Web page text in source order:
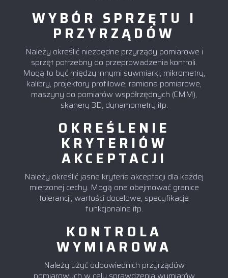
WYBÓR SPRZĘTU I
PRZYRZĄDÓW
Należy określić niezbędne przyrządy pomiarowe i
sprzęt potrzebny do przeprowadzenia kontroli.
Mogą to być między innymi suwmiarki, mikrometry,
kalibry, projektory profilowe, ramiona pomiarowe,
maszyny do pomiarów współrzędnych (CMM),
skanery 3D, dynamometry itp.
OKREŚLENIE
KRYTERIÓW
AKCEPTACJI
Należy określić jasne kryteria akceptacji dla każdej
mierzonej cechy. Mogą one obejmować granice
tolerancji, wartości docelowe, specyfikacje
funkcjonalne itp.
KONTROLA
WYMIAROWA
Należy użyć odpowiednich przyrządów